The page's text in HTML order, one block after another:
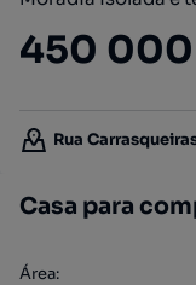
450
Rua
Casa para
Área: